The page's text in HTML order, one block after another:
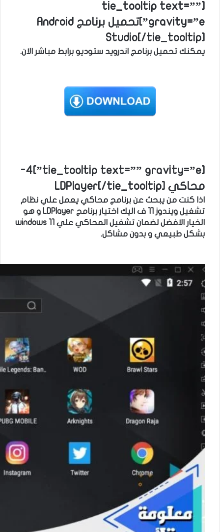
[tie_tooltip text=””
gravity=”e”]تحميل برنامج Android
Studio[/tie_tooltip]
يمكنك تحميل برنامج اندرويد ستوديو برابط مباشر الان.
[tie_tooltip text=”” gravity=”e”]4-
محاكي LDPlayer[/tie_tooltip]
اذا كنت من يبحث عن برنامج محاكي يعمل علي نظام
تشغيل ويندوز 11 ف اليك اختيار برنامج LDPlayer و هو
الخيار الافضل لضمان تشغيل المحاكي علي windows 11
بشكل طبيعي و بدون مشاكل.